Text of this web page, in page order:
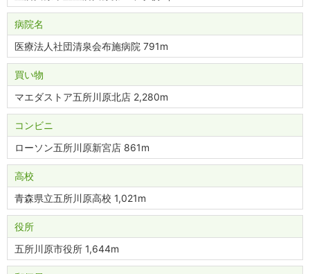
病院名
医療法人社団清泉会布施病院 791m
買い物
マエダストア五所川原北店 2,280m
コンビニ
ローソン五所川原新宮店 861m
高校
青森県立五所川原高校 1,021m
役所
五所川原市役所 1,644m